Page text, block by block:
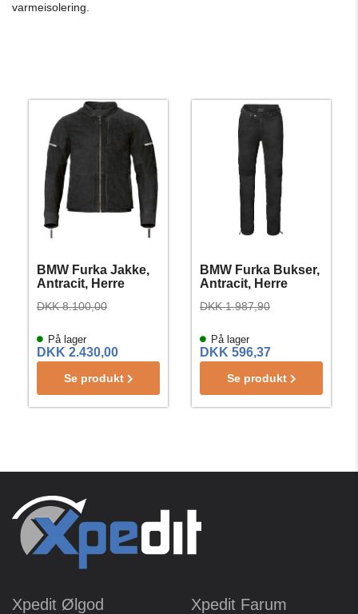
varmeisolering.
BMW Furka Jakke,
Antracit, Herre
På lager
DKK 8.100,00
DKK 2.430,00
Se produkt
BMW Furka Bukser,
Antracit, Herre
På lager
DKK 1.987,90
DKK 596,37
Se produkt
Xpedit Ølgod Xpedit Farum